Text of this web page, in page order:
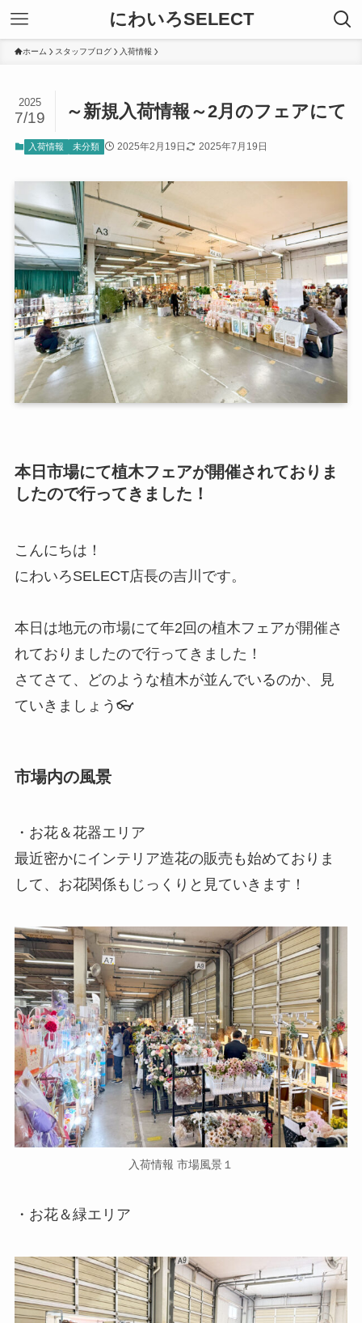
にわいろSELECT
ホーム スタッフブログ 入荷情報
～新規入荷情報～2月のフェアにて
2025
7/19
入荷情報 未分類 2025年2月19日 2025年7月19日
本日市場にて植木フェアが開催されておりま
したので行ってきました！
こんにちは！
にわいろSELECT店長の吉川です。
本日は地元の市場にて年2回の植木フェアが開催さ
れておりましたので行ってきました！
さてさて、どのような植木が並んでいるのか、見
ていきましょう👓
市場内の風景
・お花＆花器エリア
最近密かにインテリア造花の販売も始めておりま
して、お花関係もじっくりと見ていきます！
入荷情報 市場風景１
・お花＆緑エリア